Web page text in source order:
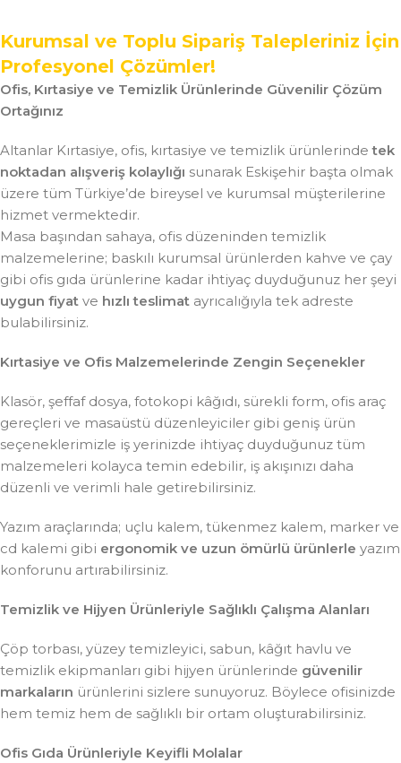
Kurumsal ve Toplu Sipariş Talepleriniz İçin
Profesyonel Çözümler!
Ofis, Kırtasiye ve Temizlik Ürünlerinde Güvenilir Çözüm
Ortağınız
Altanlar Kırtasiye, ofis, kırtasiye ve temizlik ürünlerindetek
noktadan alışveriş kolaylığı sunarak Eskişehir başta olmak
üzere tüm Türkiye’de bireysel ve kurumsal müşterilerine
hizmet vermektedir.
Masa başından sahaya, ofis düzeninden temizlik
malzemelerine; baskılı kurumsal ürünlerden kahve ve çay
gibi ofis gıda ürünlerine kadar ihtiyaç duyduğunuz her şeyi
uygun fiyat ve hızlı teslimat ayrıcalığıyla tek adreste
bulabilirsiniz.
Kırtasiye ve Ofis Malzemelerinde Zengin Seçenekler
Klasör, şeffaf dosya, fotokopi kâğıdı, sürekli form, ofis araç
gereçleri ve masaüstü düzenleyiciler gibi geniş ürün
seçeneklerimizle iş yerinizde ihtiyaç duyduğunuz tüm
malzemeleri kolayca temin edebilir, iş akışınızı daha
düzenli ve verimli hale getirebilirsiniz.
Yazım araçlarında; uçlu kalem, tükenmez kalem, marker ve
cd kalemi gibi ergonomik ve uzun ömürlü ürünlerle yazım
konforunu artırabilirsiniz.
Temizlik ve Hijyen Ürünleriyle Sağlıklı Çalışma Alanları
Çöp torbası, yüzey temizleyici, sabun, kâğıt havlu ve
temizlik ekipmanları gibi hijyen ürünlerinde güvenilir
markaların ürünlerini sizlere sunuyoruz. Böylece ofisinizde
hem temiz hem de sağlıklı bir ortam oluşturabilirsiniz.
Ofis Gıda Ürünleriyle Keyifli Molalar